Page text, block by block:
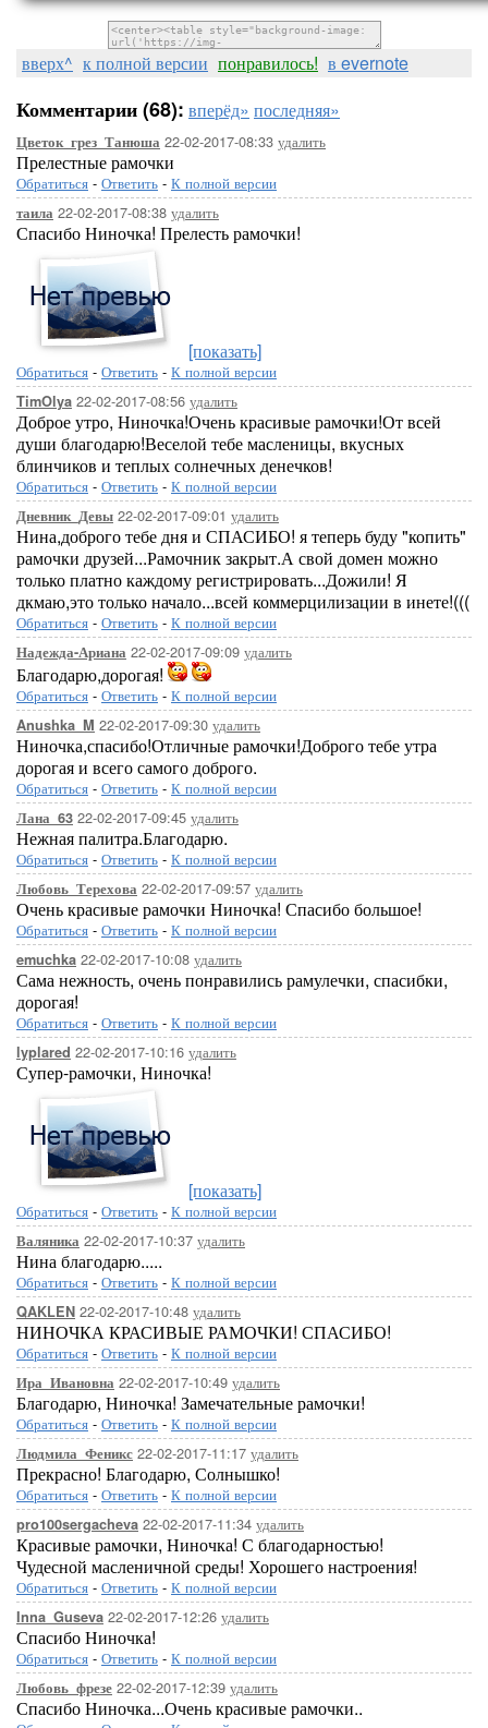
вверх^ к полной версии понравилось! в evernote
Комментарии (68): вперёд» последняя»
Цветок_грез_Танюша 22-02-2017-08:33 удалить
Прелестные рамочки
Обратиться - Ответить - К полной версии
таила 22-02-2017-08:38 удалить
Спасибо Ниночка! Прелесть рамочки!
[показать]
Обратиться - Ответить - К полной версии
TimOlya 22-02-2017-08:56 удалить
Доброе утро, Ниночка!Очень красивые рамочки!От всей
души благодарю!Веселой тебе масленицы, вкусных
блинчиков и теплых солнечных денечков!
Обратиться - Ответить - К полной версии
Дневник_Девы 22-02-2017-09:01 удалить
Нина,доброго тебе дня и СПАСИБО! я теперь буду "копить"
рамочки друзей...Рамочник закрыт.А свой домен можно
только платно каждому регистрировать...Дожили! Я
дкмаю,это только начало...всей коммерцилизации в инете!(((
Обратиться - Ответить - К полной версии
Надежда-Ариана 22-02-2017-09:09 удалить
Благодарю,дорогая!
Обратиться - Ответить - К полной версии
Anushka_M 22-02-2017-09:30 удалить
Ниночка,спасибо!Отличные рамочки!Доброго тебе утра
дорогая и всего самого доброго.
Обратиться - Ответить - К полной версии
Лана_63 22-02-2017-09:45 удалить
Нежная палитра.Благодарю.
Обратиться - Ответить - К полной версии
Любовь_Терехова 22-02-2017-09:57 удалить
Очень красивые рамочки Ниночка! Спасибо большое!
Обратиться - Ответить - К полной версии
emuchka 22-02-2017-10:08 удалить
Сама нежность, очень понравились рамулечки, спасибки,
дорогая!
Обратиться - Ответить - К полной версии
lyplared 22-02-2017-10:16 удалить
Супер-рамочки, Ниночка!
[показать]
Обратиться - Ответить - К полной версии
Валяника 22-02-2017-10:37 удалить
Нина благодарю.....
Обратиться - Ответить - К полной версии
QAKLEN 22-02-2017-10:48 удалить
НИНОЧКА КРАСИВЫЕ РАМОЧКИ! СПАСИБО!
Обратиться - Ответить - К полной версии
Ира_Ивановна 22-02-2017-10:49 удалить
Благодарю, Ниночка! Замечательные рамочки!
Обратиться - Ответить - К полной версии
Людмила_Феникс 22-02-2017-11:17 удалить
Прекрасно! Благодарю, Солнышко!
Обратиться - Ответить - К полной версии
pro100sergacheva 22-02-2017-11:34 удалить
Красивые рамочки, Ниночка! С благодарностью!
Чудесной масленичной среды! Хорошего настроения!
Обратиться - Ответить - К полной версии
Inna_Guseva 22-02-2017-12:26 удалить
Спасибо Ниночка!
Обратиться - Ответить - К полной версии
Любовь_фрезе 22-02-2017-12:39 удалить
Спасибо Ниночка...Очень красивые рамочки..